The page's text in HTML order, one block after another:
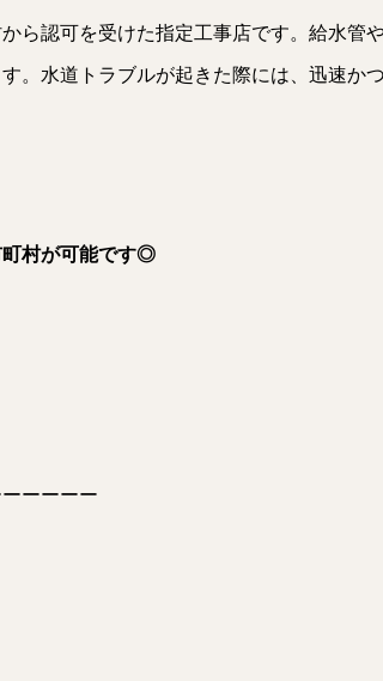
ら認可を受けた指定工事店です。給水管
。水道トラブルが起きた際には、迅速かつ
町村が可能です◎
ーーーー